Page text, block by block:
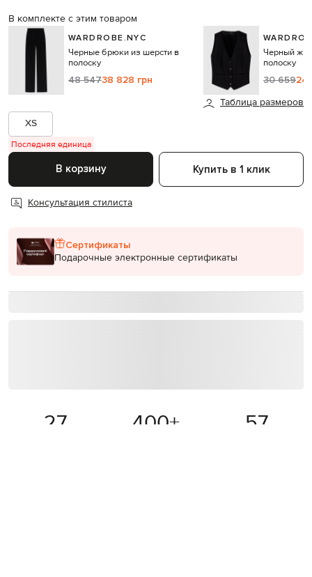
В комплекте с этим товаром
WARDROBE.NYC
Черные брюки из шерсти в
полоску
48 54738 828 грн
Черный
полоску
30 65924
Таблица размеров
XS
Последняя единица
В корзину Купить в 1 клик
Консультация стилиста
Сертификаты
Подарочные электронные сертификаты
27 400+ 57